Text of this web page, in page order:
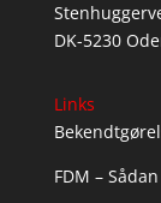
DK-5230
Links
FDM –